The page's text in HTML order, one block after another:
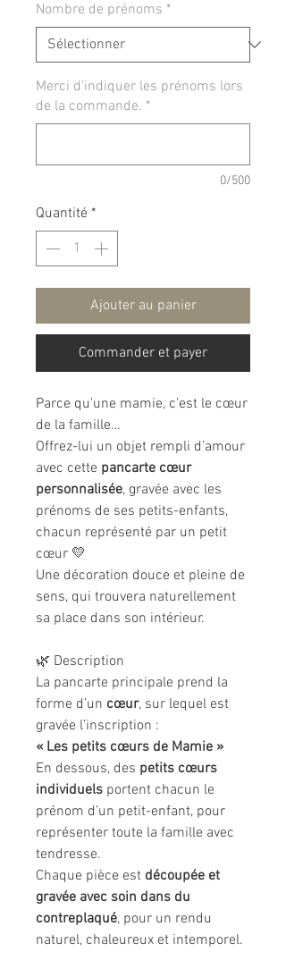
Nombre de prénoms *
Merci d’indiquer les prénoms lors
de la commande. *
0/500
Quantité *
Ajouter au panier
Commander et payer
Parce qu’une mamie, c’est le cœur
de la famille…
Offrez-lui un objet rempli d’amour
avec cette pancarte cœur
personnalisée, gravée avec les
prénoms de ses petits-enfants,
chacun représenté par un petit
cœur 💛
Une décoration douce et pleine de
sens, qui trouvera naturellement
sa place dans son intérieur.
🌿 Description
La pancarte principale prend la
forme d’un cœur, sur lequel est
gravée l’inscription :
« Les petits cœurs de Mamie »
En dessous, des petits cœurs
individuels portent chacun le
prénom d’un petit-enfant, pour
représenter toute la famille avec
tendresse.
Chaque pièce est découpée et
gravée avec soin dans du
contreplaqué, pour un rendu
naturel, chaleureux et intemporel.